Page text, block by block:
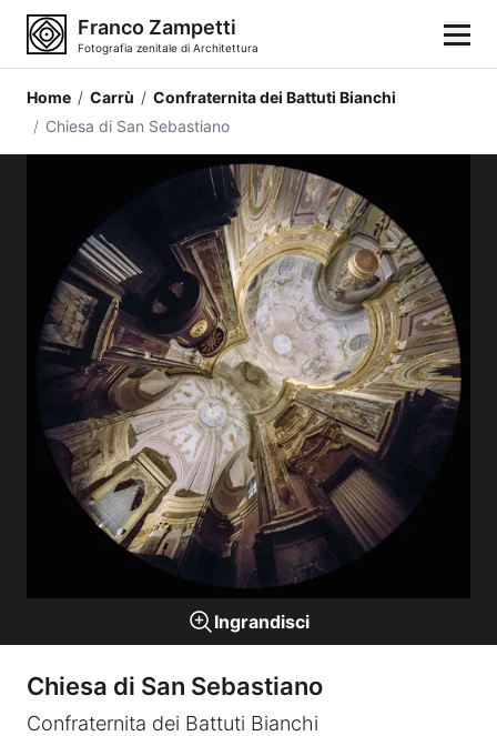
Franco Zampetti
Fotografia zenitale di Architettura
Home
Fotografie
Categorie di edifici
Luoghi
Città
Stili architettonici
Elementi architettonici
Architetti e autori
Gallerie a tema
Sequenze
Mostre
Home / Carrù / Confraternita dei Battuti Bianchi
/ Chiesa di San Sebastiano
Ingrandisci
Chiesa di San Sebastiano
Confraternita dei Battuti Bianchi